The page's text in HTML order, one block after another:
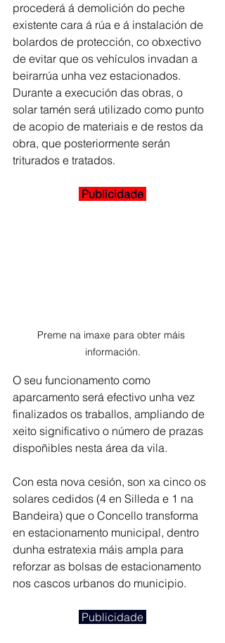
procederá á demolición do peche
existente cara á rúa e á instalación de
bolardos de protección, co obxectivo
de evitar que os vehículos invadan a
beirarrúa unha vez estacionados.
Durante a execución das obras, o
solar tamén será utilizado como punto
de acopio de materiais e de restos da
obra, que posteriormente serán
triturados e tratados.
Publicidade
Preme na imaxe para obter máis
información.
O seu funcionamento como
aparcamento será efectivo unha vez
finalizados os traballos, ampliando de
xeito significativo o número de prazas
dispoñibles nesta área da vila.
Con esta nova cesión, son xa cinco os
solares cedidos (4 en Silleda e 1 na
Bandeira) que o Concello transforma
en estacionamento municipal, dentro
dunha estratexia máis ampla para
reforzar as bolsas de estacionamento
nos cascos urbanos do municipio.
Publicidade